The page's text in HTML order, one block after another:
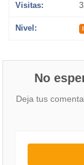
Visitas:
Nivel:
No
Deja tus